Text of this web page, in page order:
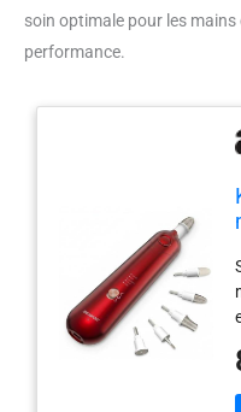
soin optimale pour les
performance.